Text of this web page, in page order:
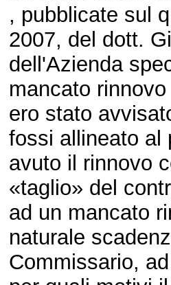
, pubblicate sul
2007, del dott.
dell'Azienda
mancato
ero stato
fossi allineato al
avuto il rinnovo
«taglio» del
ad un mancato
naturale
Commissario,